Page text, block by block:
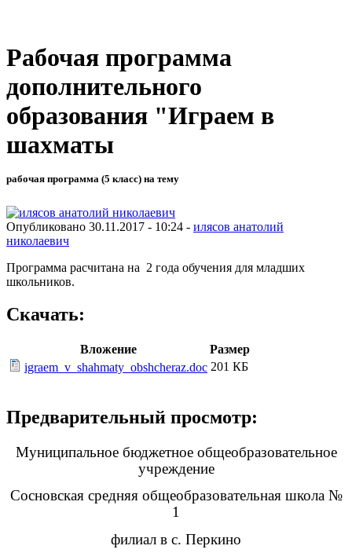
Рабочая программа
дополнительного
образования "Играем в
шахматы
рабочая программа (5 класс) на тему
Опубликовано 30.11.2017 - 10:24 - илясов анатолий
николаевич
Программа расчитана на 2 года обучения для младших
школьников.
Скачать:
Вложение
Размер
igraem_v_shahmaty_obshcheraz.doc 201 КБ
Предварительный просмотр:
Муниципальное бюджетное общеобразовательное
учреждение
Сосновская средняя общеобразовательная школа №
1
филиал в с. Перкино